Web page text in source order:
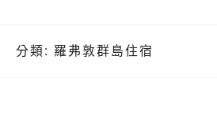
分類: 羅弗敦群島住宿